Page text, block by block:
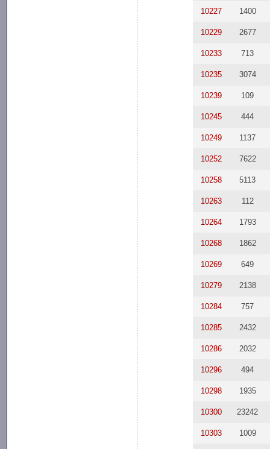
10227 1400
10229 2677
10233 713
10235 3074
10239 109
10245 444
10249 1137
10252 7622
10258 5113
10263 112
10264 1793
10268 1862
10269 649
10279 2138
10284 757
10285 2432
10286 2032
10296 494
10298 1935
10300 23242
10303 1009